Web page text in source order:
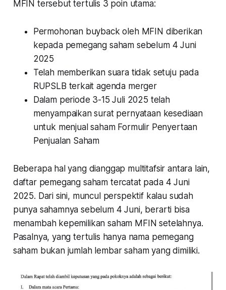
MFIN tersebut tertulis 3 poin utama:
Permohonan buyback oleh MFIN diberikan
kepada pemegang saham sebelum 4 Juni
2025
Telah memberikan suara tidak setuju pada
RUPSLB terkait agenda merger
Dalam periode 3-15 Juli 2025 telah
menyampaikan surat pernyataan kesediaan
untuk menjual saham Formulir Penyertaan
Penjualan Saham
Beberapa hal yang dianggap multitafsir antara lain,
daftar pemegang saham tercatat pada 4 Juni
2025. Dari sini, muncul perspektif kalau sudah
punya sahamnya sebelum 4 Juni, berarti bisa
menambah kepemilikan saham MFIN setelahnya.
Pasalnya, yang tertulis hanya nama pemegang
saham bukan jumlah lembar saham yang dimiliki.